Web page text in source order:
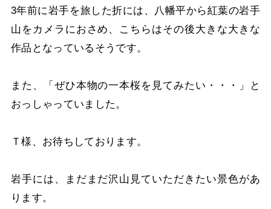
3年前に岩手を旅した折には、八幡平から紅葉の岩手
山をカメラにおさめ、こちらはその後大きな大きな
作品となっているそうです。
また、「ぜひ本物の一本桜を見てみたい・・・」と
おっしゃっていました。
Ｔ様、お待ちしております。
岩手には、まだまだ沢山見ていただきたい景色があ
ります。